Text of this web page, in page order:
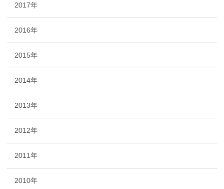
2017年
2016年
2015年
2014年
2013年
2012年
2011年
2010年